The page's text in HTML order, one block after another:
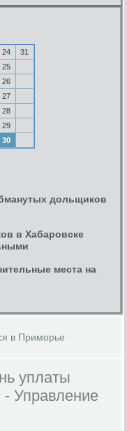
24
31
25
26
27
28
29
30
дольщиков
в Хабаровске
места на
в Приморье
уплаты
Управление